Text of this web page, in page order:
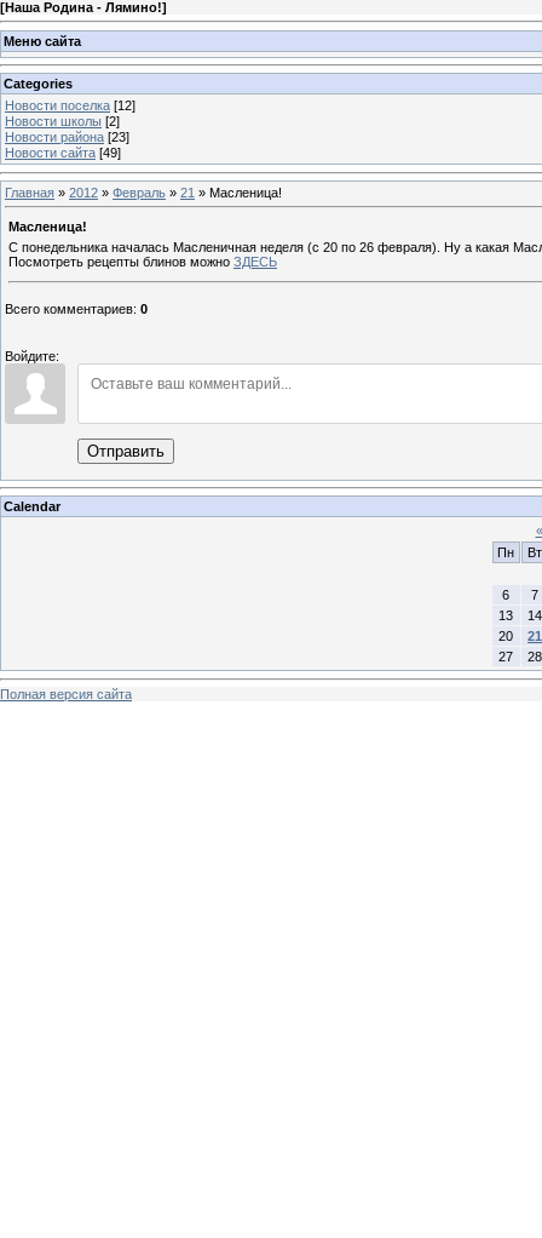
[Наша Родина - Лямино!]
Меню сайта
Categories
Новости поселка [12]
Новости школы [2]
Новости района [23]
Новости сайта [49]
Главная » 2012 » Февраль » 21 » Масленица!
Масленица!
С понедельника началась Масленичная неделя (с 20 по 26 февраля).
Ну а какая
Посмотреть рецепты блинов можно ЗДЕСЬ
Всего комментариев: 0
Войдите:
Отправить
Calendar
«
Пн
Вт
6
7
13
14
20
21
27
28
Полная версия сайта